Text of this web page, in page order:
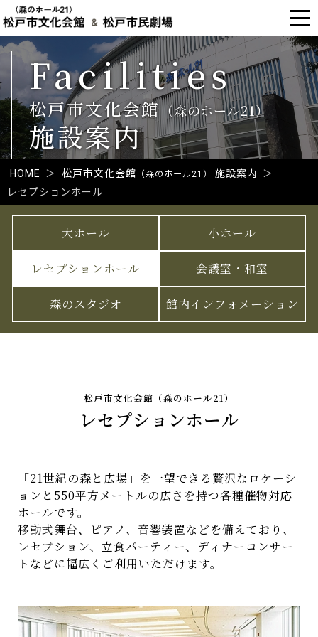
Facilities
松戸市文化会館（森のホール21）
施設案内
HOME ＞ 松戸市文化会館 （森のホール21） 施設案内
＞
レセプションホール
大ホール 小ホール
レセプションホール 会議室・和室
森のスタジオ 館内インフォメーション
松戸市文化会館（森のホール21）
レセプションホール
「21世紀の森と広場」を一望できる贅沢なロケーシ
ョンと550平方メートルの広さを持つ各種催物対応
ホールです。
移動式舞台、ピアノ、音響装置などを備えており、
レセプション、立食パーティー、ディナーコンサー
トなどに幅広くご利用いただけます。